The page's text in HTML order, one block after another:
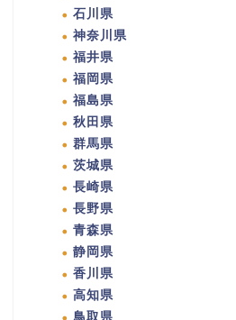
石川県
神奈川県
福井県
福岡県
福島県
秋田県
群馬県
茨城県
長崎県
長野県
青森県
静岡県
香川県
高知県
鳥取県